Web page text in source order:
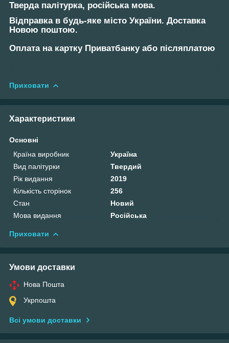
Тверда палітурка, російська мова.
Відправка в будь-яке місто України. Доставка
Новою поштою.
Оплата на картку Приватбанку або післяплатою
Приховати
Характеристики
Основні
Країна виробник
Україна
Вид палітурки
Твердий
Рік видання
2019
Кількість сторінок
256
Стан
Новий
Мова видання
Російська
Приховати
Умови доставки
Нова Пошта
Укрпошта
Всі умови доставки